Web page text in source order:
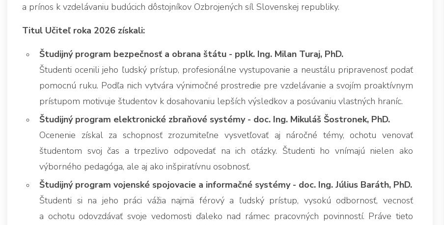
a prínos k vzdelávaniu budúcich dôstojníkov Ozbrojených síl Slovenskej republiky.
Titul Učiteľ roka 2026 získali:
Študijný program bezpečnosť a obrana štátu - pplk. Ing. Milan Turaj, PhD.
Študenti ocenili jeho ľudský prístup, profesionálne vystupovanie a neustálu pripravenosť podať
pomocnú ruku. Podľa nich vytvára výnimočné prostredie pre vzdelávanie a svojím proaktívnym
prístupom motivuje študentov k dosahovaniu lepších výsledkov a posúvaniu vlastných hraníc.
Študijný program elektronické zbraňové systémy - doc. Ing. Mikuláš Šostronek, PhD.
Ocenenie získal za schopnosť zrozumiteľne vysvetľovať aj náročné témy, ochotu venovať
študentom svoj čas a trpezlivo odpovedať na ich otázky. Študenti ho vnímajú nielen ako
výborného pedagóga, ale aj ako inšpiratívnu osobnosť.
Študijný program vojenské spojovacie a informačné systémy - doc. Ing. Július Baráth, PhD.
Študenti si na jeho práci vážia najmä férový a ľudský prístup, vysokú odbornosť, vecnosť
a ochotu odovzdávať svoje vedomosti ďaleko nad rámec pracovných povinností. Práve tieto